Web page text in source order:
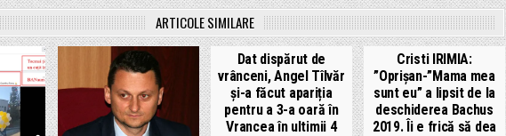
ARTICOLE SIMILARE
Dat dispărut de
vrânceni, Angel Tîlvăr
și-a făcut apariția
pentru a 3-a oară în
Vrancea în ultimii 4
Cristi IRIMIA:
”Oprișan-”Mama mea
sunt eu” a lipsit de la
deschiderea Bachus
2019. Îi e frică să dea